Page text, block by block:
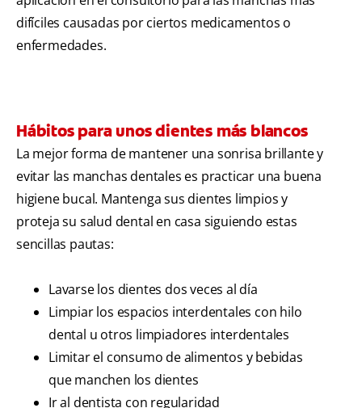
difíciles causadas por ciertos medicamentos o
enfermedades.
Hábitos para unos dientes más blancos
La mejor forma de mantener una sonrisa brillante y
evitar las manchas dentales es practicar una buena
higiene bucal. Mantenga sus dientes limpios y
proteja su salud dental en casa siguiendo estas
sencillas pautas:
Lavarse los dientes dos veces al día
Limpiar los espacios interdentales con hilo
dental u otros limpiadores interdentales
Limitar el consumo de alimentos y bebidas
que manchen los dientes
Ir al dentista con regularidad